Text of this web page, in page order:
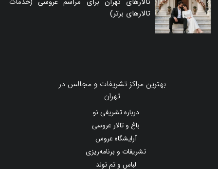
تالارهای برتر)
بهترین مراکز تشریفات و مجالس در
تهران
درباره تشریفی نو
باغ و تالار عروسی
آرایشگاه عروس
تشریفات و برنامه‌ریزی
لباس و تم تولد